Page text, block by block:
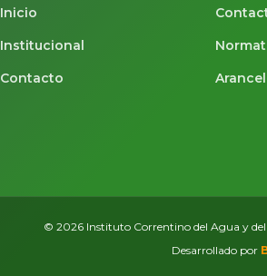
Inicio
Institucional
Contacto
© 2026 Instituto Correntino del Agua y del
Desarrollado por